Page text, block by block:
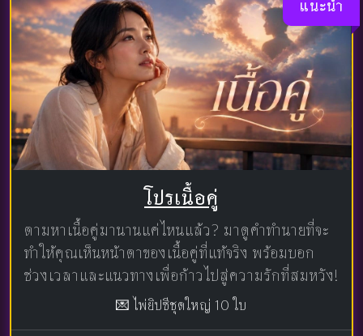
แนะนำ
โปรเนื้อคู่
ตามหาเนื้อคู่มานานแค่ไหนแล้ว? มาดูคำทำนายที่จะ
ทำให้คุณเห็นหน้าตาของเนื้อคู่ที่แท้จริง พร้อมบอก
ช่วงเวลาและแนวทางเพื่อก้าวไปสู่ความรักที่สมหวัง!
💌 ไพ่ยิปซีชุดใหญ่ 10 ใบ